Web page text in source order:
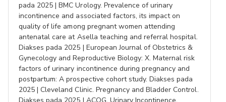
pada 2025 | BMC Urology. Prevalence of urinary
incontinence and associated factors, its impact on
quality of life among pregnant women attending
antenatal care at Asella teaching and referral hospital.
Diakses pada 2025 | European Journal of Obstetrics &
Gynecology and Reproductive Biology: X. Maternal risk
factors of urinary incontinence during pregnancy and
postpartum: A prospective cohort study. Diakses pada
2025 | Cleveland Clinic. Pregnancy and Bladder Control.